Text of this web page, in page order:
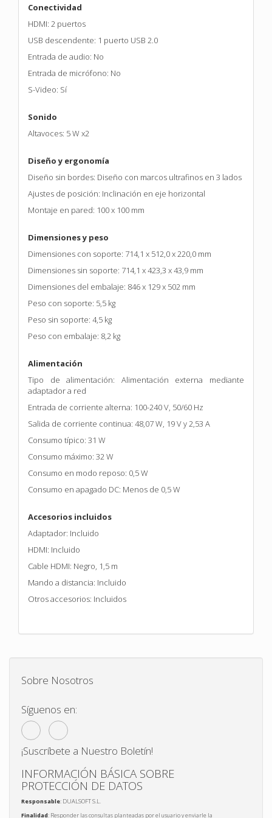
Conectividad
HDMI: 2 puertos
USB descendente: 1 puerto USB 2.0
Entrada de audio: No
Entrada de micrófono: No
S-Video: Sí
Sonido
Altavoces: 5 W x2
Diseño y ergonomía
Diseño sin bordes: Diseño con marcos ultrafinos en 3 lados
Ajustes de posición: Inclinación en eje horizontal
Montaje en pared: 100 x 100 mm
Dimensiones y peso
Dimensiones con soporte: 714,1 x 512,0 x 220,0 mm
Dimensiones sin soporte: 714,1 x 423,3 x 43,9 mm
Dimensiones del embalaje: 846 x 129 x 502 mm
Peso con soporte: 5,5 kg
Peso sin soporte: 4,5 kg
Peso con embalaje: 8,2 kg
Alimentación
Tipo de alimentación: Alimentación externa mediante
adaptador a red
Entrada de corriente alterna: 100-240 V, 50/60 Hz
Salida de corriente continua: 48,07 W, 19 V y 2,53 A
Consumo típico: 31 W
Consumo máximo: 32 W
Consumo en modo reposo: 0,5 W
Consumo en apagado DC: Menos de 0,5 W
Accesorios incluidos
Adaptador: Incluido
HDMI: Incluido
Cable HDMI: Negro, 1,5 m
Mando a distancia: Incluido
Otros accesorios: Incluidos
Sobre Nosotros
Síguenos en:
¡Suscríbete a Nuestro Boletín!
INFORMACIÓN BÁSICA SOBRE
PROTECCIÓN DE DATOS
Responsable: DUALSOFT S.L.
Finalidad: Responder las consultas planteadas por el usuario y enviarle la